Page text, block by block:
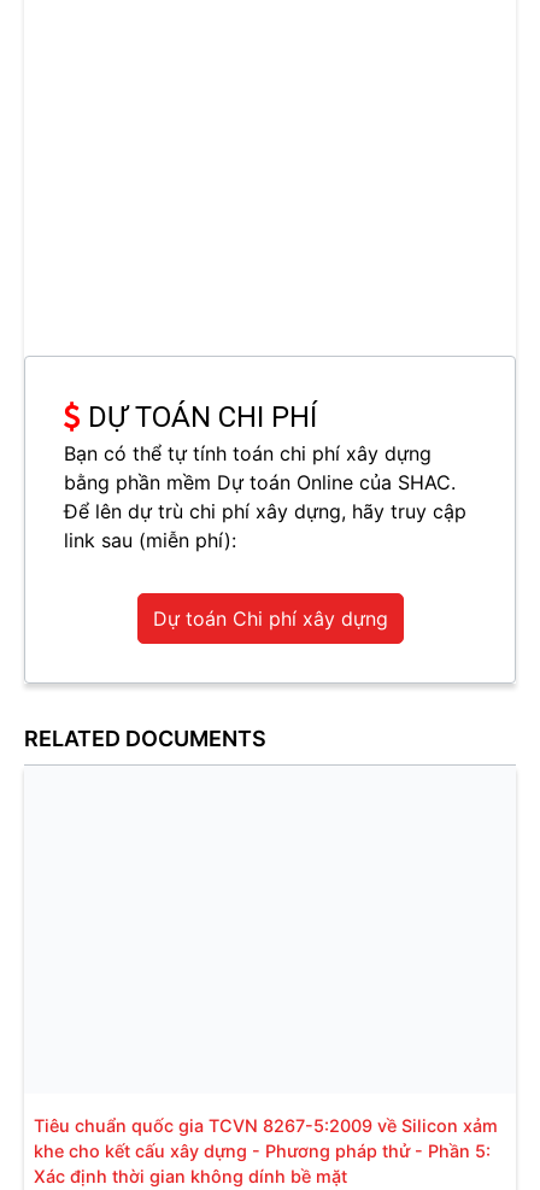
DỰ TOÁN CHI PHÍ
Bạn có thể tự tính toán chi phí xây dựng
bằng phần mềm Dự toán Online của SHAC.
Để lên dự trù chi phí xây dựng, hãy truy cập
link sau (miễn phí):
Dự toán Chi phí xây dựng
RELATED DOCUMENTS
Tiêu chuẩn quốc gia TCVN 8267-5:2009 về Silicon xảm
khe cho kết cấu xây dựng - Phương pháp thử - Phần 5:
Xác định thời gian không dính bề mặt